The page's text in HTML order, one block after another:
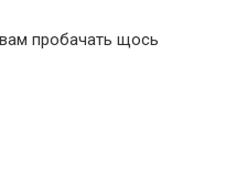
вам пробачать щось